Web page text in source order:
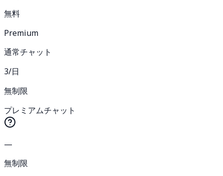
無料
Premium
通常チャット
3/日
無制限
プレミアムチャット
—
無制限